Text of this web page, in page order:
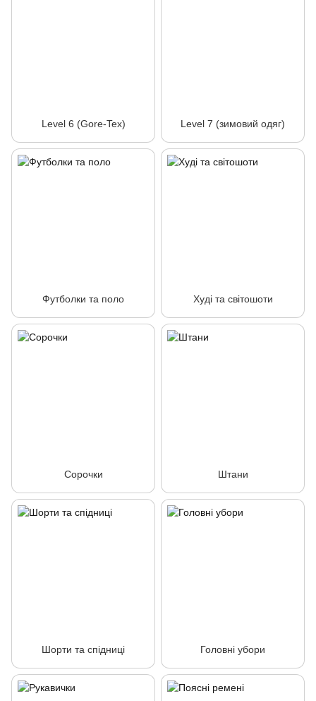
Level 6 (Gore-Tex) Level 7 (зимовий одяг)
Футболки та поло Худі та світошоти
Сорочки Штани
Шорти та спідниці Головні убори